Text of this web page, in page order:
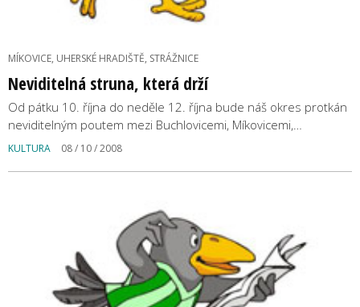
MÍKOVICE, UHERSKÉ HRADIŠTĚ, STRÁŽNICE
Neviditelná struna, která drží
Od pátku 10. října do neděle 12. října bude náš okres protkán
neviditelným poutem mezi Buchlovicemi, Míkovicemi,…
KULTURA 08 / 10 / 2008